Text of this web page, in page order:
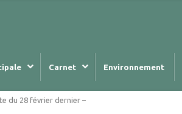
Carnet Environnement
du 28 février dernier –